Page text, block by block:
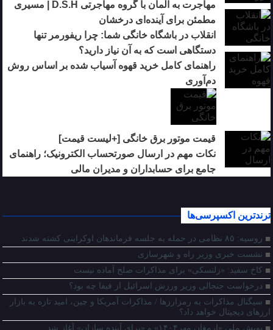
مهاجرت به آلمان با گروه مهاجرتی D.S.H | مسیری
مطمئن برای آینده‌ای درخشان
انقلاب در باشگاه خانگی شما: چرا ریفورمر تنها
دستگاهی است که به آن نیاز دارید؟
راهنمای کامل خرید قهوه آسیاب شده بر اساس روش
دم‌آوری
قیمت موتور برق خانگی [+لیست قیمت]
نکات مهم در ارسال صورتحساب الکترونیک؛ راهنمای
جامع برای حسابداران و مدیران مالی
ترندترین اکسپرسی‌ها
روسیه: ۸۵ نظامی در حمله به جلسه فرماندهان اوکراینی کشته شدند
نشست خبری وزیر راه و شهرسازی
کاخ سفید: «زلنسکی» برای مذاکرات صلح آماده نیست
درخواست جنجالی وزیر ورزش اسرائیل از فیفا چه بود؟
سیگنال مذاکرات به رمزارزها / مذاکرات آمریکا و چین، امید تازه به بازار
ارزهای دیجیتال خواهد داد؟
پویش ملی «ارمغان مهر۱۴۰۴» و «برای آینده سازان» آغاز شد